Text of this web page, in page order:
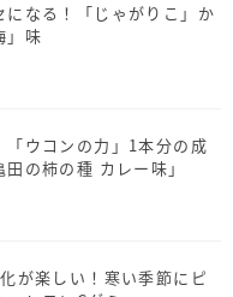
になる！「じゃがりこ」か
」味
「ウコンの力」1本分の成
の柿の種 カレー味」
が楽しい！寒い季節にピ